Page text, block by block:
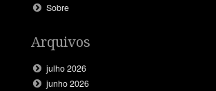
Sobre
Arquivos
julho 2026
junho 2026